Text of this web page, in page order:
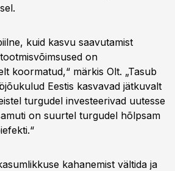
kuid kasvu saavutamist
on
koormatud,“ märkis Olt. „Tasub
Eestis kasvavad jätkuvalt
turgudel investeerivad uutesse
on suurtel turgudel hõlpsam
kahanemist vältida ja